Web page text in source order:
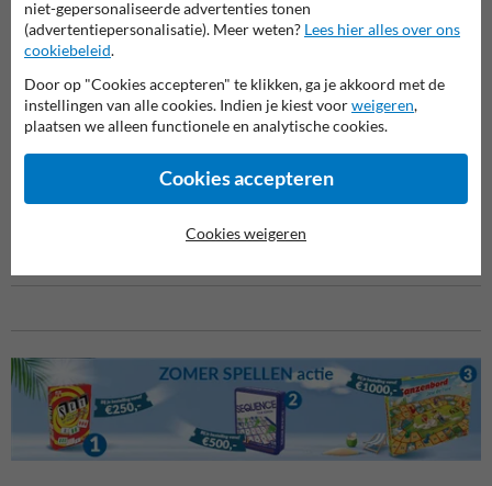
Toepassingen:
Visuele zone-afbakening
Parkeerbeheer
Geleidingslijnen bij events
Veiligheidsafbakening rond gevaarlijke zones
Deze antracietgrijze ketting is de perfecte mix van stevigheid en stijl.
veilig. Snelle levering, top service en top kwaliteit gegarandeerd.
niet-gepersonaliseerde advertenties tonen
(advertentiepersonalisatie). Meer weten? Lees hier alles over ons
cookiebeleid.
Door op "Cookies accepteren" te klikken, ga je akkoord met de
instellingen van alle cookies. Indien je kiest voorweigeren,
plaatsen we alleen functionele en analytische cookies.
Cookies accepteren
Cookies weigeren